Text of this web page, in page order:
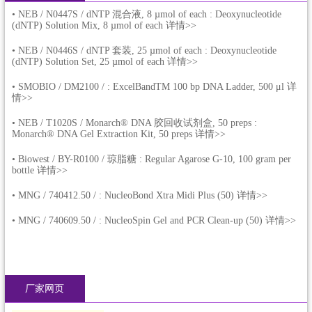
• NEB / N0447S / dNTP 混合液, 8 µmol of each : Deoxynucleotide
(dNTP) Solution Mix, 8 µmol of each 详情>>
• NEB / N0446S / dNTP 套装, 25 µmol of each : Deoxynucleotide
(dNTP) Solution Set, 25 µmol of each 详情>>
• SMOBIO / DM2100 / : ExcelBandTM 100 bp DNA Ladder, 500 μl 详
情>>
• NEB / T1020S / Monarch® DNA 胶回收试剂盒, 50 preps :
Monarch® DNA Gel Extraction Kit, 50 preps 详情>>
• Biowest / BY-R0100 / 琼脂糖 : Regular Agarose G-10, 100 gram per
bottle 详情>>
• MNG / 740412.50 / : NucleoBond Xtra Midi Plus (50) 详情>>
• MNG / 740609.50 / : NucleoSpin Gel and PCR Clean-up (50) 详情>>
厂家网页